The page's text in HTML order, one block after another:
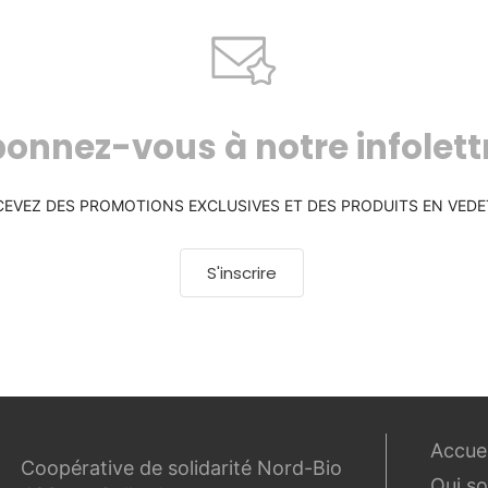
vous à notre
DES PROMOTIONS EXCLUSIVES ET DES PRODUITS EN
S'inscrire
Coopérative de solidarité Nord-Bio